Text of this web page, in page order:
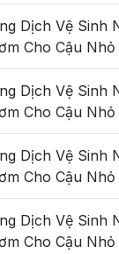
Dịch Vệ Sinh
Cho Cậu Nhỏ
Dịch Vệ Sinh
Cho Cậu Nhỏ
Dịch Vệ Sinh
Cho Cậu Nhỏ
Dịch Vệ Sinh
Cho Cậu Nhỏ